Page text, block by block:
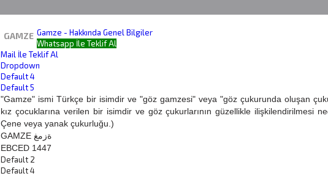
GAMZE Gamze - Hakkında Genel Bilgiler
Whatsapp İle Teklif Al
Mail İle Teklif Al
Dropdown
Default 4
Default 5
"Gamze" ismi Türkçe bir isimdir ve "göz gamzesi" veya "göz çukurunda oluşan
kız çocuklarına verilen bir isimdir ve göz çukurlarının güzellikle ilişkilendirilmesi
Çene veya yanak çukurluğu.)
GAMZE ةزمغ
EBCED 1447
Default 2
Default 4